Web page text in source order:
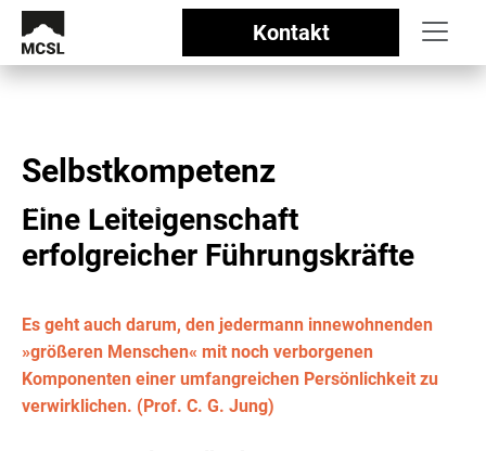
Kontakt
Management Centrum Schloss Lautrach
Selbstkompetenz - eine Leiteigenschaft erfolgreicher Führungskräfte
Selbstkompetenz
Eine Leiteigenschaft
erfolgreicher Führungskräfte
Es geht auch darum, den jedermann innewohnenden
»größeren Menschen« mit noch verborgenen
Komponenten einer umfangreichen Persönlichkeit zu
verwirklichen. (Prof. C. G. Jung)